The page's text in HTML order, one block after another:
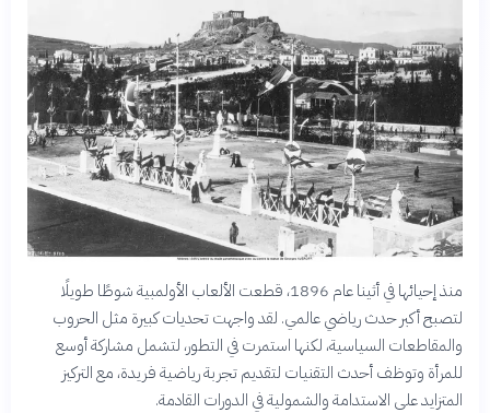
منذ إحيائها في أثينا عام 1896، قطعت الألعاب الأولمبية شوطًا طويلًا
لتصبح أكبر حدث رياضي عالمي. لقد واجهت تحديات كبيرة مثل الحروب
والمقاطعات السياسية، لكنها استمرت في التطور، لتشمل مشاركة أوسع
للمرأة وتوظف أحدث التقنيات لتقديم تجربة رياضية فريدة، مع التركيز
المتزايد على الاستدامة والشمولية في الدورات القادمة.